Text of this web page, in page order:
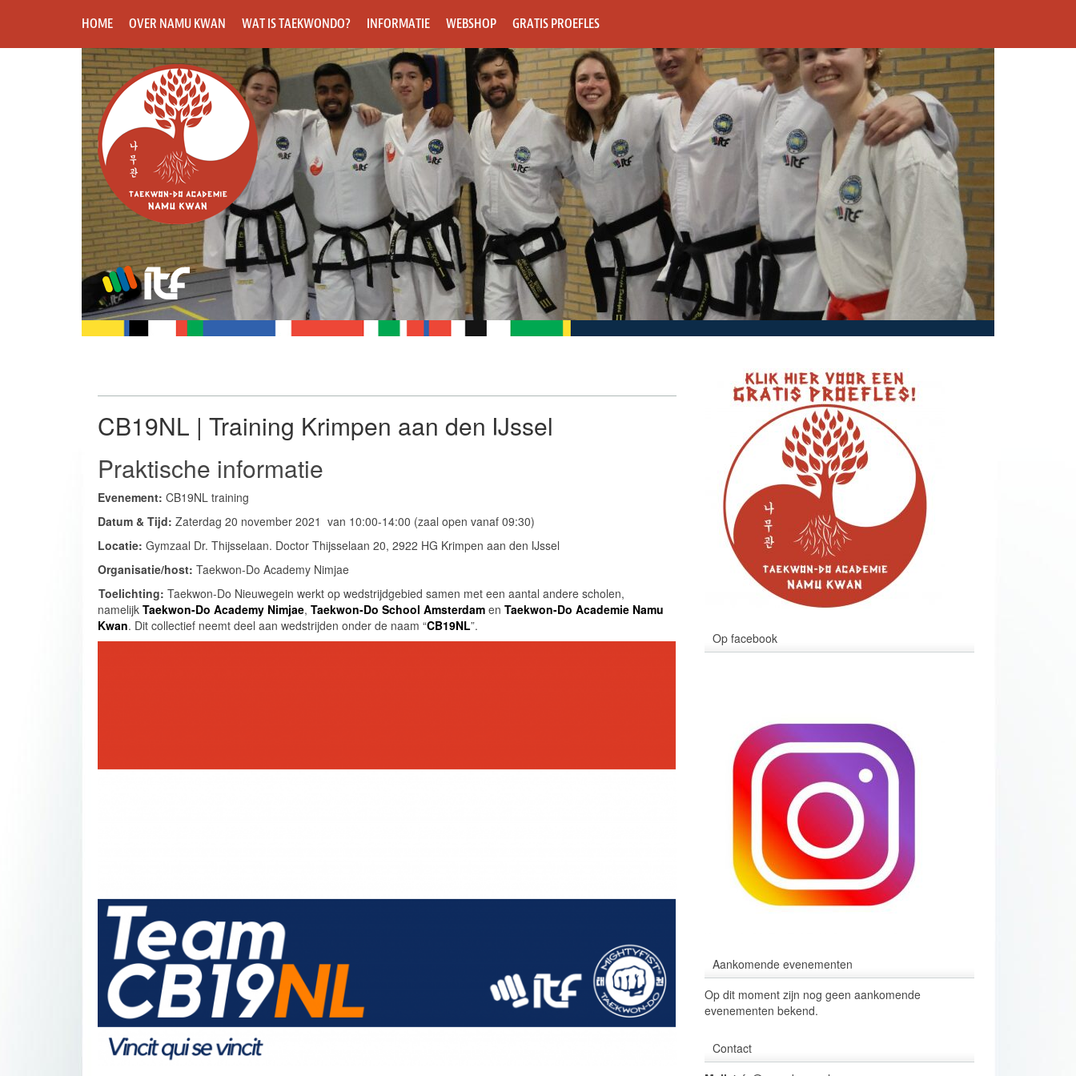
HOME OVER NAMU KWAN WAT IS TAEKWONDO? INFORMATIE WEBSHOP GRATIS PROEFLES
CB19NL | Training Krimpen aan den IJssel
Praktische informatie
Evenement: CB19NL training
Datum & Tijd: Zaterdag 20 november 2021 van 10:00-14:00 (zaal open vanaf 09:30)
Locatie: Gymzaal Dr. Thijsselaan. Doctor Thijsselaan 20, 2922 HG Krimpen aan den IJssel
Organisatie/host: Taekwon-Do Academy Nimjae
Toelichting: Taekwon-Do Nieuwegein werkt op wedstrijdgebied samen met een aantal andere scholen,
namelijk Taekwon-Do Academy Nimjae, Taekwon-Do School Amsterdam en Taekwon-Do Academie Namu
Kwan. Dit collectief neemt deel aan wedstrijden onder de naam “CB19NL”.
Op facebook
Aankomende evenementen
Op dit moment zijn nog geen aankomende
evenementen bekend.
Contact